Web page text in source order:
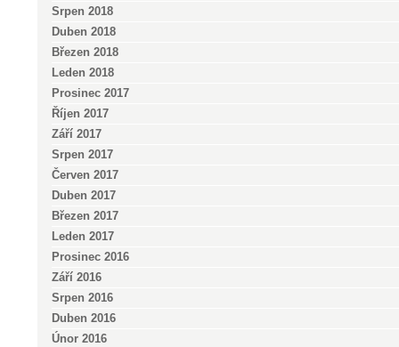
Srpen 2018
Duben 2018
Březen 2018
Leden 2018
Prosinec 2017
Říjen 2017
Září 2017
Srpen 2017
Červen 2017
Duben 2017
Březen 2017
Leden 2017
Prosinec 2016
Září 2016
Srpen 2016
Duben 2016
Únor 2016